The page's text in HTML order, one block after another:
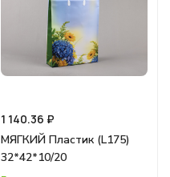
1 140.36 ₽
МЯГКИЙ Пластик (L175)
32*42*10/20